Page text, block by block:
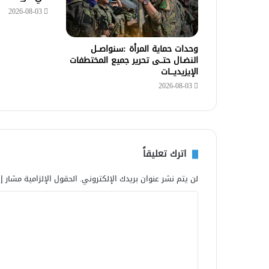
وحدات حماية المرأة :سنواصــل
النضـال حتــى تحرير جميع المختطفات
الإيزيديـــات
2026-08-03
2026-08-03
اترك تعليقاً
لن يتم نشر عنوان بريدك الإلكتروني. الحقول الإلزامية مشار